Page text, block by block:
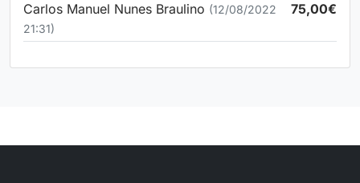
Carlos Manuel Nunes Braulino (12/08/2022
21:31)
75,00€